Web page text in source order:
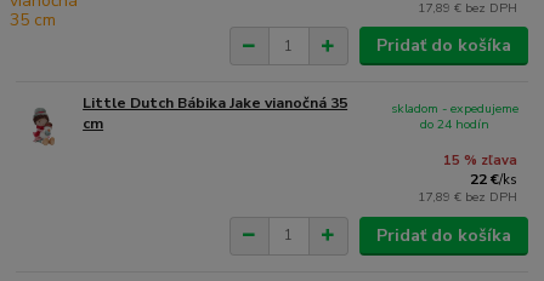
17,89 € bez DPH
Pridať do košíka
Little Dutch Bábika Jake vianočná 35
cm
15 % zľava
22 €/ks
17,89 € bez DPH
skladom - expedujeme
do 24 hodín
Pridať do košíka